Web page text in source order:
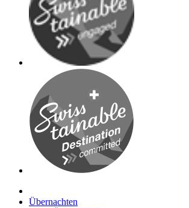
Übernachten